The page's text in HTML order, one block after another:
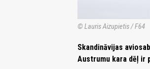
© Lauris Aizupietis / F64
Skandināvijas
Austrumu kara dēļ ir